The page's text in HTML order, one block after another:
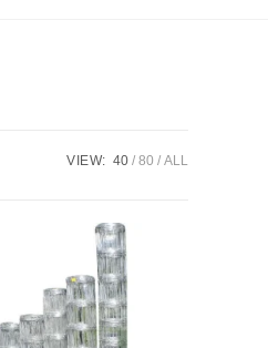
VIEW: 40 80 ALL